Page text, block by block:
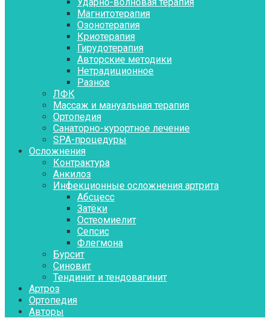
Магнитотерапия
Озонотерапия
Криотерапия
Гирудотерапия
Авторские методики
Нетрадиционное
Разное
ЛФК
Массаж и мануальная терапия
Ортопедия
Санаторно-курортное лечение
SPA-процедуры
Осложнения
Контрактура
Aнкилоз
Инфекционные осложнения артрита
Абсцесс
Затёки
Остеомиелит
Сепсис
Флегмона
Бурсит
Синовит
Тендинит и тендовагинит
Артроз
Ортопедия
Авторы